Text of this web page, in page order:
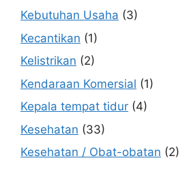
Kebutuhan Usaha (3)
Kecantikan (1)
Kelistrikan (2)
Kendaraan Komersial (1)
Kepala tempat tidur (4)
Kesehatan (33)
Kesehatan / Obat-obatan (2)